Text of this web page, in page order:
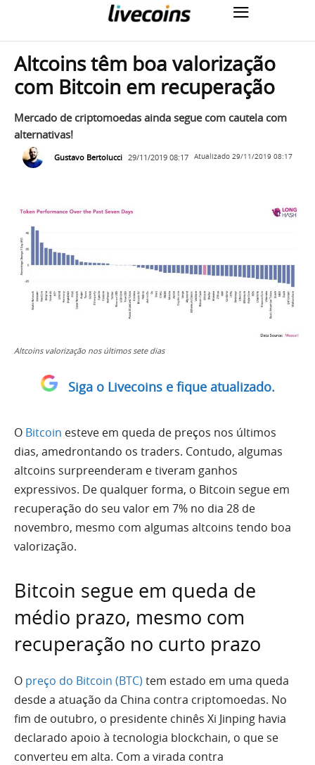
Altcoins têm boa valorização
com Bitcoin em recuperação
Mercado de criptomoedas ainda segue com cautela com
alternativas!
Gustavo Bertolucci 29/11/2019 08:17 Atualizado 29/11/2019 08:17
Altcoins valorização nos últimos sete dias
Siga o Livecoins e fique atualizado.
O Bitcoin esteve em queda de preços nos últimos
dias, amedrontando os traders. Contudo, algumas
altcoins surpreenderam e tiveram ganhos
expressivos. De qualquer forma, o Bitcoin segue em
recuperação do seu valor em 7% no dia 28 de
novembro, mesmo com algumas altcoins tendo boa
valorização.
Bitcoin segue em queda de
médio prazo, mesmo com
recuperação no curto prazo
O preço do Bitcoin (BTC) tem estado em uma queda
desde a atuação da China contra criptomoedas. No
fim de outubro, o presidente chinês Xi Jinping havia
declarado apoio à tecnologia blockchain, o que se
converteu em alta. Com a virada contra